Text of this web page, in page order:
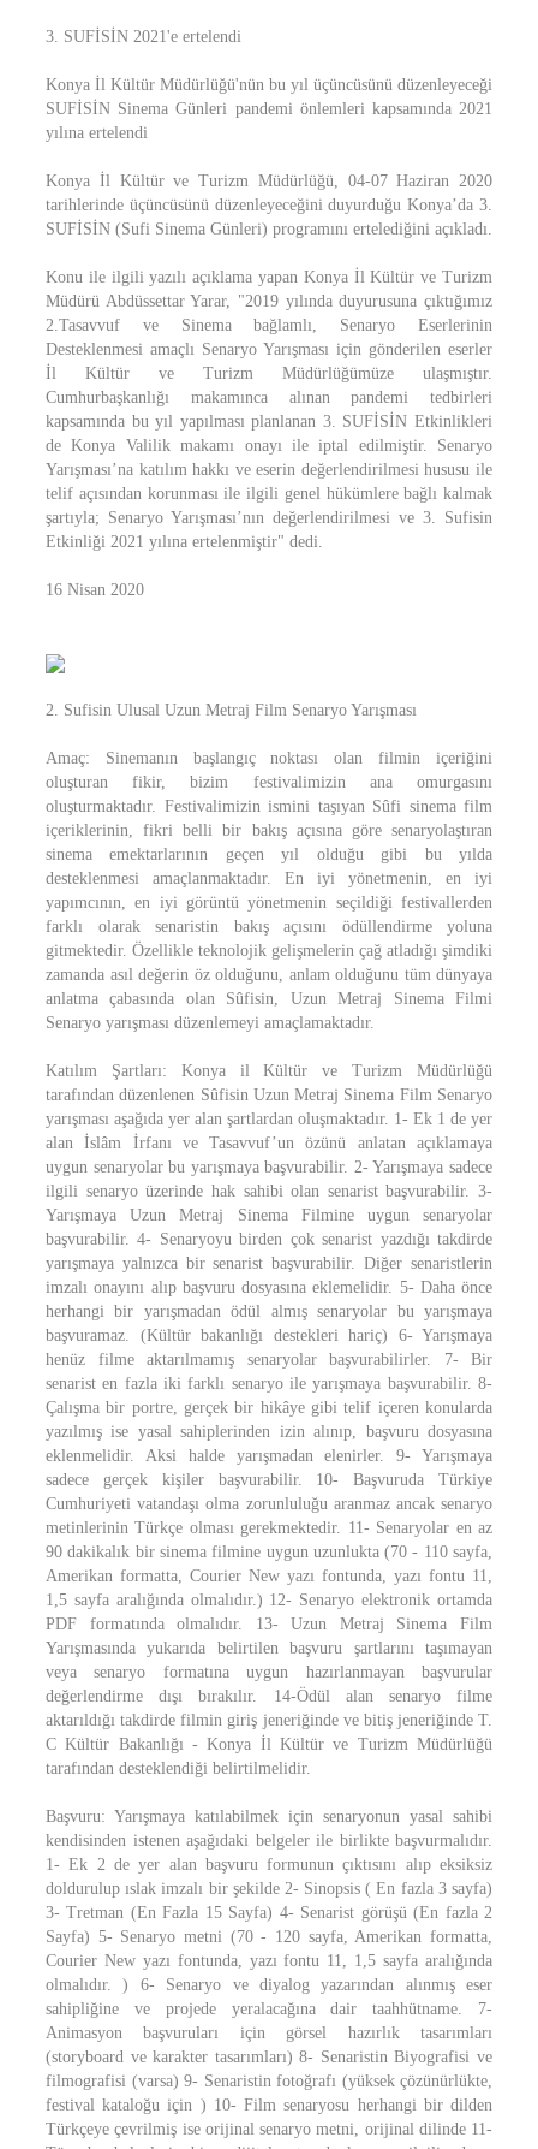
3. SUFİSİN 2021'e ertelendi
Konya İl Kültür Müdürlüğü'nün bu yıl üçüncüsünü düzenleyeceği
SUFİSİN Sinema Günleri pandemi önlemleri kapsamında 2021
yılına ertelendi
Konya İl Kültür ve Turizm Müdürlüğü, 04-07 Haziran 2020
tarihlerinde üçüncüsünü düzenleyeceğini duyurduğu Konya’da 3.
SUFİSİN (Sufi Sinema Günleri) programını ertelediğini açıkladı.
Konu ile ilgili yazılı açıklama yapan Konya İl Kültür ve Turizm
Müdürü Abdüssettar Yarar, "2019 yılında duyurusuna çıktığımız
2.Tasavvuf ve Sinema bağlamlı, Senaryo Eserlerinin
Desteklenmesi amaçlı Senaryo Yarışması için gönderilen eserler
İl Kültür ve Turizm Müdürlüğümüze ulaşmıştır.
Cumhurbaşkanlığı makamınca alınan pandemi tedbirleri
kapsamında bu yıl yapılması planlanan 3. SUFİSİN Etkinlikleri
de Konya Valilik makamı onayı ile iptal edilmiştir. Senaryo
Yarışması’na katılım hakkı ve eserin değerlendirilmesi hususu ile
telif açısından korunması ile ilgili genel hükümlere bağlı kalmak
şartıyla; Senaryo Yarışması’nın değerlendirilmesi ve 3. Sufisin
Etkinliği 2021 yılına ertelenmiştir" dedi.
16 Nisan 2020
2. Sufisin Ulusal Uzun Metraj Film Senaryo Yarışması
Amaç: Sinemanın başlangıç noktası olan filmin içeriğini
oluşturan fikir, bizim festivalimizin ana omurgasını
oluşturmaktadır. Festivalimizin ismini taşıyan Sûfi sinema film
içeriklerinin, fikri belli bir bakış açısına göre senaryolaştıran
sinema emektarlarının geçen yıl olduğu gibi bu yılda
desteklenmesi amaçlanmaktadır. En iyi yönetmenin, en iyi
yapımcının, en iyi görüntü yönetmenin seçildiği festivallerden
farklı olarak senaristin bakış açısını ödüllendirme yoluna
gitmektedir. Özellikle teknolojik gelişmelerin çağ atladığı şimdiki
zamanda asıl değerin öz olduğunu, anlam olduğunu tüm dünyaya
anlatma çabasında olan Sûfisin, Uzun Metraj Sinema Filmi
Senaryo yarışması düzenlemeyi amaçlamaktadır.
Katılım Şartları: Konya il Kültür ve Turizm Müdürlüğü
tarafından düzenlenen Sûfisin Uzun Metraj Sinema Film Senaryo
yarışması aşağıda yer alan şartlardan oluşmaktadır. 1- Ek 1 de yer
alan İslâm İrfanı ve Tasavvuf’un özünü anlatan açıklamaya
uygun senaryolar bu yarışmaya başvurabilir. 2- Yarışmaya sadece
ilgili senaryo üzerinde hak sahibi olan senarist başvurabilir. 3-
Yarışmaya Uzun Metraj Sinema Filmine uygun senaryolar
başvurabilir. 4- Senaryoyu birden çok senarist yazdığı takdirde
yarışmaya yalnızca bir senarist başvurabilir. Diğer senaristlerin
imzalı onayını alıp başvuru dosyasına eklemelidir. 5- Daha önce
herhangi bir yarışmadan ödül almış senaryolar bu yarışmaya
başvuramaz. (Kültür bakanlığı destekleri hariç) 6- Yarışmaya
henüz filme aktarılmamış senaryolar başvurabilirler. 7- Bir
senarist en fazla iki farklı senaryo ile yarışmaya başvurabilir. 8-
Çalışma bir portre, gerçek bir hikâye gibi telif içeren konularda
yazılmış ise yasal sahiplerinden izin alınıp, başvuru dosyasına
eklenmelidir. Aksi halde yarışmadan elenirler. 9- Yarışmaya
sadece gerçek kişiler başvurabilir. 10- Başvuruda Türkiye
Cumhuriyeti vatandaşı olma zorunluluğu aranmaz ancak senaryo
metinlerinin Türkçe olması gerekmektedir. 11- Senaryolar en az
90 dakikalık bir sinema filmine uygun uzunlukta (70 - 110 sayfa,
Amerikan formatta, Courier New yazı fontunda, yazı fontu 11,
1,5 sayfa aralığında olmalıdır.) 12- Senaryo elektronik ortamda
PDF formatında olmalıdır. 13- Uzun Metraj Sinema Film
Yarışmasında yukarıda belirtilen başvuru şartlarını taşımayan
veya senaryo formatına uygun hazırlanmayan başvurular
değerlendirme dışı bırakılır. 14-Ödül alan senaryo filme
aktarıldığı takdirde filmin giriş jeneriğinde ve bitiş jeneriğinde T.
C Kültür Bakanlığı - Konya İl Kültür ve Turizm Müdürlüğü
tarafından desteklendiği belirtilmelidir.
Başvuru: Yarışmaya katılabilmek için senaryonun yasal sahibi
kendisinden istenen aşağıdaki belgeler ile birlikte başvurmalıdır.
1- Ek 2 de yer alan başvuru formunun çıktısını alıp eksiksiz
doldurulup ıslak imzalı bir şekilde 2- Sinopsis ( En fazla 3 sayfa)
3- Tretman (En Fazla 15 Sayfa) 4- Senarist görüşü (En fazla 2
Sayfa) 5- Senaryo metni (70 - 120 sayfa, Amerikan formatta,
Courier New yazı fontunda, yazı fontu 11, 1,5 sayfa aralığında
olmalıdır. ) 6- Senaryo ve diyalog yazarından alınmış eser
sahipliğine ve projede yeralacağına dair taahhütname. 7-
Animasyon başvuruları için görsel hazırlık tasarımları
(storyboard ve karakter tasarımları) 8- Senaristin Biyografisi ve
filmografisi (varsa) 9- Senaristin fotoğrafı (yüksek çözünürlükte,
festival kataloğu için ) 10- Film senaryosu herhangi bir dilden
Türkçeye çevrilmiş ise orijinal senaryo metni, orijinal dilinde 11-